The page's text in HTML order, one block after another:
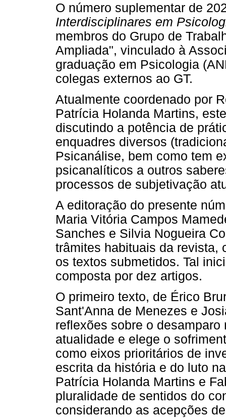
O número suplementar de
Interdisciplinares em
membros do Grupo de
Ampliada", vinculado à
graduação em Psicologia
colegas externos ao GT.
Atualmente coordenado por
Patrícia Holanda Martins,
discutindo a potência de
enquadres diversos
Psicanálise, bem como tem
psicanalíticos a outros
processos de subjetivação
A editoração do presente
Maria Vitória Campos
Sanches e Silvia Nogueira
trâmites habituais da revista,
os textos submetidos. Tal
composta por dez artigos.
O primeiro texto, de Érico
Sant'Anna de Menezes e
reflexões sobre o
atualidade e elege o
como eixos prioritários de
escrita da história e do luto
Patrícia Holanda Martins e
pluralidade de sentidos do
considerando as acepções